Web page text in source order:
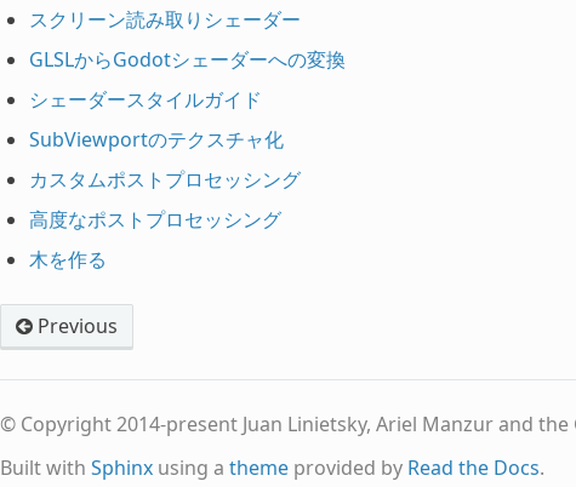
スクリーン読み取りシェーダー
GLSLからGodotシェーダーへの変換
シェーダースタイルガイド
SubViewportのテクスチャ化
カスタムポストプロセッシング
高度なポストプロセッシング
木を作る
Previous
© Copyright 2014-present Juan Linietsky, Ariel Manzur and the
Built with Sphinxusing a themeprovided by Read the Docs.